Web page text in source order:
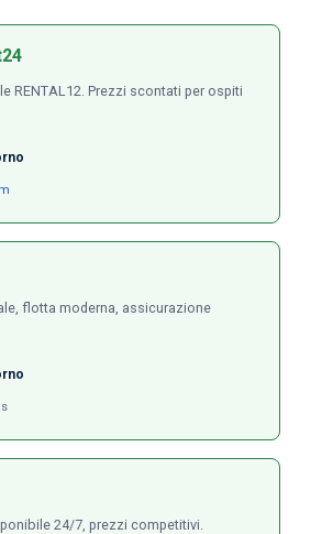
RENTAL12. Prezzi scontati per ospiti
flotta moderna, assicurazione
24/7, prezzi competitivi.